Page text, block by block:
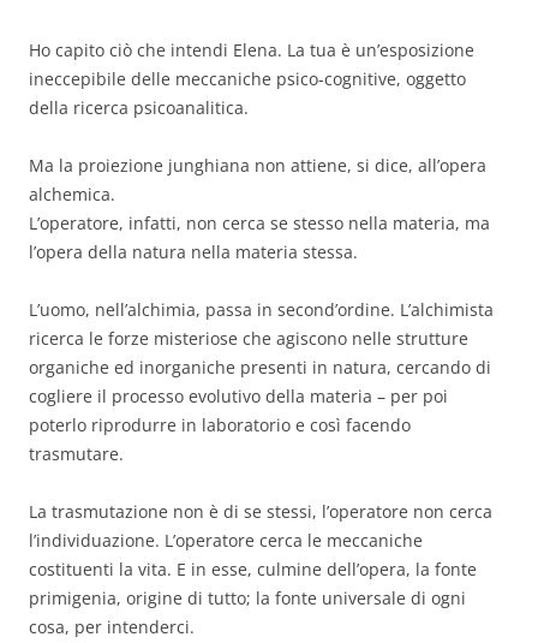
Ho capito ciò che intendi Elena. La tua è un’esposizione
ineccepibile delle meccaniche psico-cognitive, oggetto
della ricerca psicoanalitica.
Ma la proiezione junghiana non attiene, si dice, all’opera
alchemica.
L’operatore, infatti, non cerca se stesso nella materia, ma
l’opera della natura nella materia stessa.
L’uomo, nell’alchimia, passa in second’ordine. L’alchimista
ricerca le forze misteriose che agiscono nelle strutture
organiche ed inorganiche presenti in natura, cercando di
cogliere il processo evolutivo della materia – per poi
poterlo riprodurre in laboratorio e così facendo
trasmutare.
La trasmutazione non è di se stessi, l’operatore non cerca
l’individuazione. L’operatore cerca le meccaniche
costituenti la vita. E in esse, culmine dell’opera, la fonte
primigenia, origine di tutto; la fonte universale di ogni
cosa, per intenderci.